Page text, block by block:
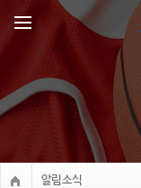
알림소식